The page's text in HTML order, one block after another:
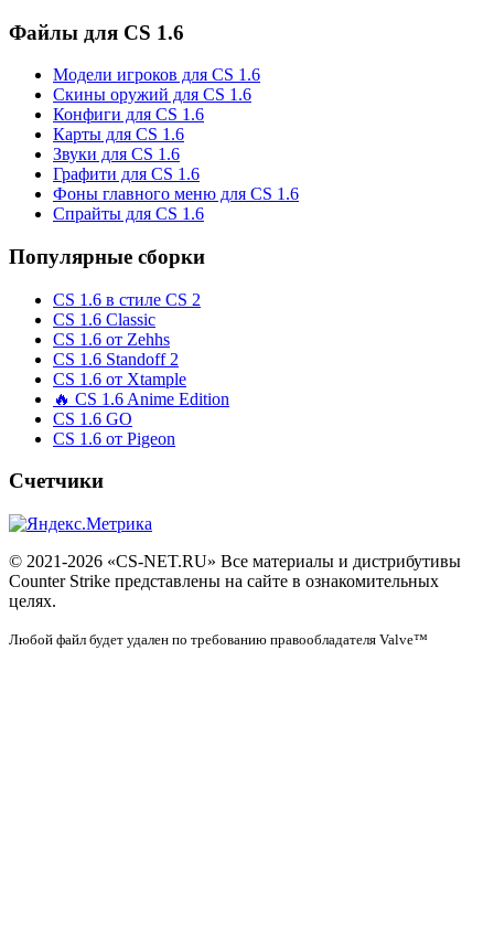
Файлы для CS 1.6
Модели игроков для CS 1.6
Скины оружий для CS 1.6
Конфиги для CS 1.6
Карты для CS 1.6
Звуки для CS 1.6
Графити для CS 1.6
Фоны главного меню для CS 1.6
Спрайты для CS 1.6
Популярные сборки
CS 1.6 в стиле CS 2
CS 1.6 Classic
CS 1.6 от Zehhs
CS 1.6 Standoff 2
CS 1.6 от Xtample
🔥 CS 1.6 Anime Edition
CS 1.6 GO
CS 1.6 от Pigeon
Счетчики
© 2021-2026 «CS-NET.RU» Все материалы и дистрибутивы
Counter Strike представлены на сайте в ознакомительных
целях.
Любой файл будет удален по требованию правообладателя Valve™